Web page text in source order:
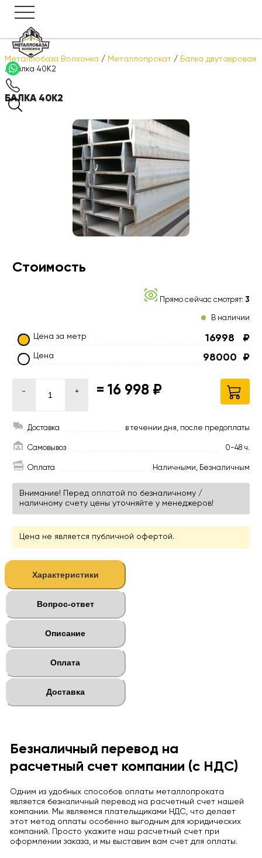
Металлобаза Волхонка / Металлопрокат / Балка двутавровая
/Балка 40К2
БАЛКА 40К2
Стоимость
Прямо сейчас смотрят: 3
В наличии
Цена за метр 16998 ₽
Цена 98000 ₽
- + = 16 998 ₽
Доставка в течении дня, после предоплаты
Самовывоз 0-48 ч.
Оплата Наличными, Безналичным
Внимание! Перед оплатой по безналичному /
наличному счету цены уточняйте у менеджеров!
Цена не является публичной офертой.
Характеристики
Вопрос-ответ
Описание
Оплата
Доставка
Безналичный перевод на
расчетный счет компании (с НДС)
Одним из удобных способов оплаты металлопроката
является безналичный перевод на расчетный счет нашей
компании. Мы являемся плательщиками НДС, что делает
этот метод оплаты особенно выгодным для юридических
компаний. Просто укажите наш расчетный счет при
оформлении заказа, и мы выставим вам счет для оплаты.